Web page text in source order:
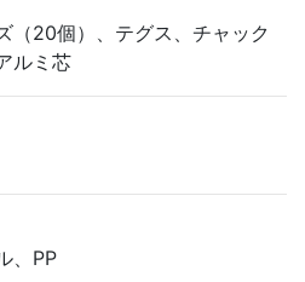
（20個）、テグス、チャック
ルミ芯
、PP